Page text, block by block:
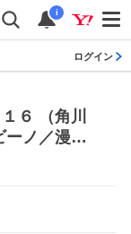
i
ログイン
６ （角川
ーノ／漫画